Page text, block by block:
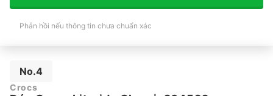
Phản hồi nếu thông tin chưa chuẩn xác
No.4
Crocs